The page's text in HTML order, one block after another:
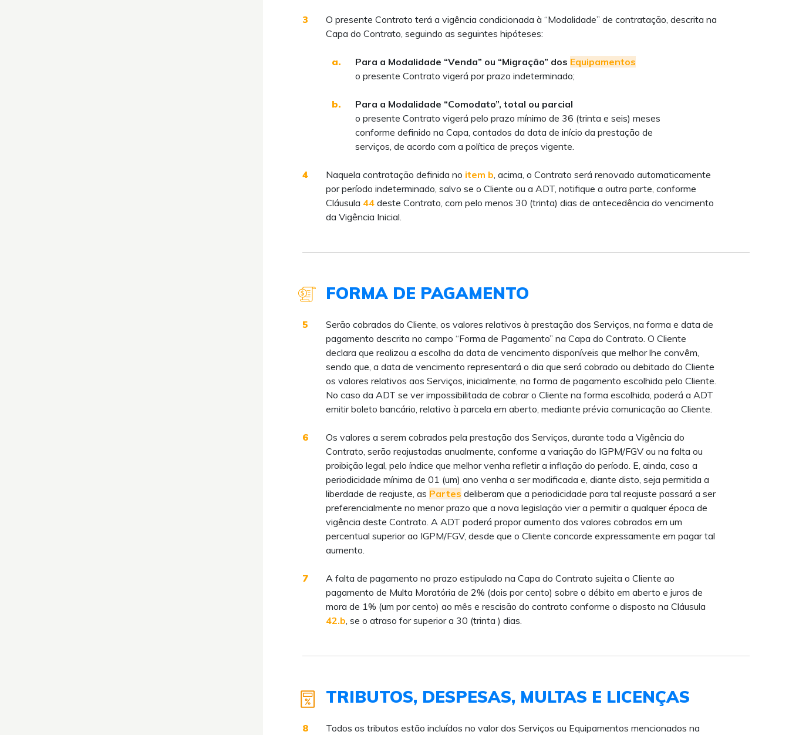
3 O presente Contrato terá a vigência condicionada à“Modalidade” de contratação , descrita na
Capa do Contrato, seguindo as seguintes hipóteses:
a. Para a Modalidade “Venda” ou “Migração” dos Equipamentos
o presente Contrato vigerá por prazo indeterminado;
b.
Para a Modalidade “Comodato”, total ou parcial
o presente Contrato vigerá pelo prazo mínimo de 36 (trinta e seis) meses
conforme definido na Capa, contados da data de início da prestação de
serviços, de acordo com a política de preços vigente.
4 Naquela contratação definida no item b , acima, o Contrato será renovado automaticamente
por período indeterminado, salvo se o Cliente ou a ADT, notifique a outra parte, conforme
Cláusula 44 deste Contrato, com pelo menos 30 (trinta) dias de antecedência do vencimento
da Vigência Inicial.
FORMA DE PAGAMENTO
5
Serão cobrados do Cliente, os valores relativos à prestação dos Serviços, na forma e data de
pagamento descrita no campo “Forma de Pagamento” na Capa do Contrato. O Cliente
declara que realizou a escolha da data de vencimento disponíveis que melhor lhe convêm,
sendo que, a data de vencimento representará o dia que será cobrado ou debitado do Cliente
os valores relativos aos Serviços, inicialmente, na forma de pagamento escolhida pelo Cliente.
No caso da ADT se ver impossibilitada de cobrar o Cliente na forma escolhida, poderá a ADT
emitir boleto bancário, relativo à parcela em aberto, mediante prévia comunicação ao Cliente.
6
Os valores a serem cobrados pela prestação dos Serviços, durante toda a Vigência do
Contrato, serão reajustadas anualmente, conforme a variação do IGPM/FGV ou na falta ou
proibição legal, pelo índice que melhor venha refletir a inflação do período. E, ainda, caso a
periodicidade mínima de 01 (um) ano venha a ser modificada e, diante disto, seja permitida a
liberdade de reajuste, as Partes deliberam que a periodicidade para tal reajuste passará a ser
preferencialmente no menor prazo que a nova legislação vier a permitir a qualquer época de
vigência deste Contrato. A ADT poderá propor aumento dos valores cobrados em um
percentual superior ao IGPM/FGV, desde que o Cliente concorde expressamente em pagar tal
aumento.
7
A falta de pagamento no prazo estipulado na Capa do Contrato sujeita o Cliente ao
pagamento de Multa Moratória de 2% (dois por cento) sobre o débito em aberto e juros de
mora de 1% (um por cento) ao mês e rescisão do contrato conforme o disposto na Cláusula
42.b , se o atraso for superior a 30 (trinta ) dias.
TRIBUTOS, DESPESAS, MULTAS E LICENÇAS
8
Todos os tributos estão incluídos no valor dos Serviços ou Equipamentos mencionados na